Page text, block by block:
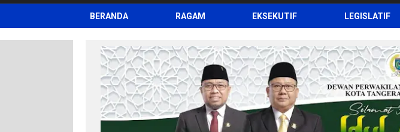
siarnitas
Jernih Menyiarkan
BERANDA RAGAM EKSEKUTIF LEGISLATIF